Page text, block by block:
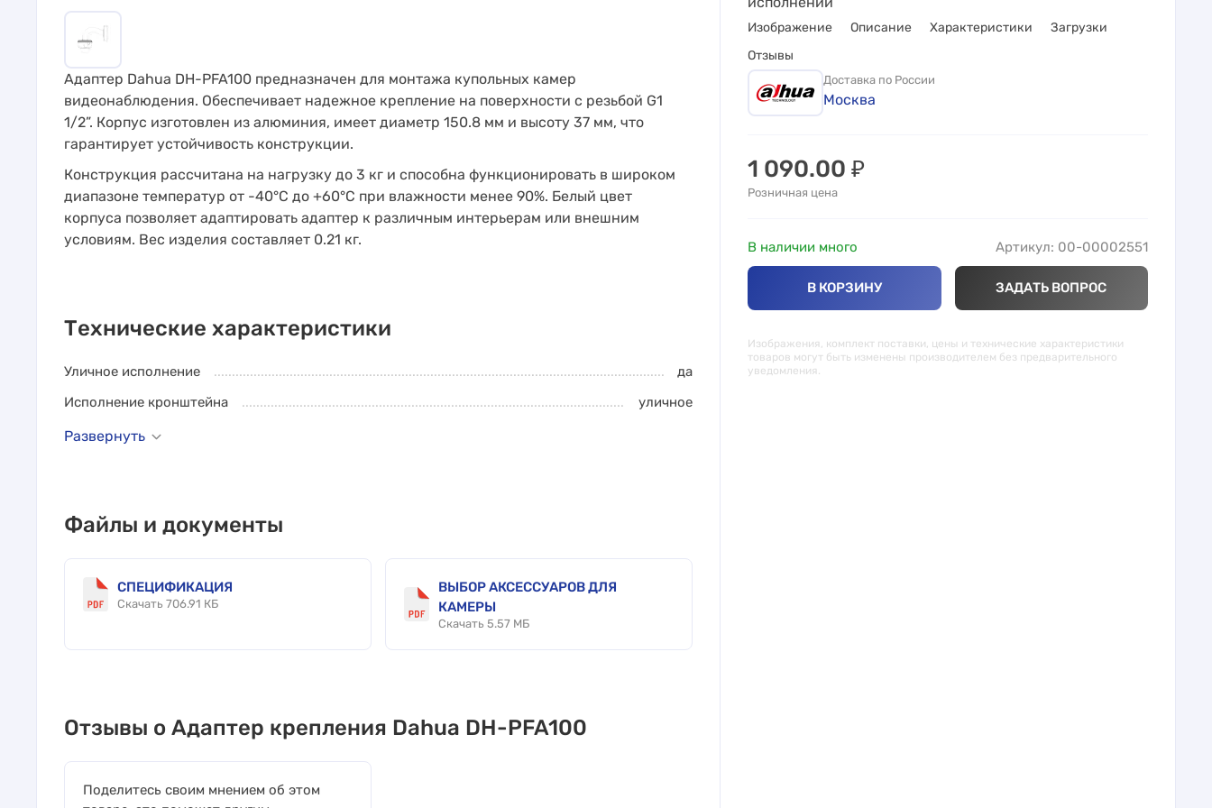
Изображение Описание Характеристики
Загрузки
Отзывы
Доставка по России
Москва
1 090.00 ₽
Розничная цена
В наличии много Артикул: 00-00002551
В КОРЗИНУ ЗАДАТЬ ВОПРОС
Изображения, комплект поставки, цены и технические характеристики
товаров могут быть изменены производителем без предварительного
уведомления.
Адаптер Dahua DH-PFA100 предназначен для монтажа купольных камер
видеонаблюдения. Обеспечивает надежное крепление на поверхности с резьбой G1
1/2”. Корпус изготовлен из алюминия, имеет диаметр 150.8 мм и высоту 37 мм, что
гарантирует устойчивость конструкции.
Конструкция рассчитана на нагрузку до 3 кг и способна функционировать в широком
диапазоне температур от -40°C до +60°C при влажности менее 90%. Белый цвет
корпуса позволяет адаптировать адаптер к различным интерьерам или внешним
условиям. Вес изделия составляет 0.21 кг.
Технические характеристики
Уличное исполнение
да
Исполнение кронштейна
уличное
Развернуть
Файлы и документы
СПЕЦИФИКАЦИЯ
Скачать 706.91 КБ
ВЫБОР АКСЕССУАРОВ ДЛЯ
КАМЕРЫ
Скачать 5.57 МБ
Отзывы о Адаптер крепления Dahua DH-PFA100
Поделитесь своим мнением об этом